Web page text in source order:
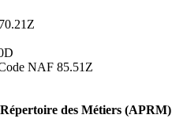
NAF 85.51Z
des Métiers (APRM)